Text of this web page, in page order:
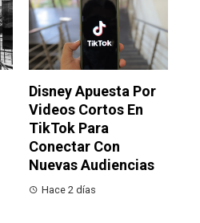
Disney Apuesta Por
Videos Cortos En
TikTok Para
Conectar Con
Nuevas Audiencias
Hace 2 días